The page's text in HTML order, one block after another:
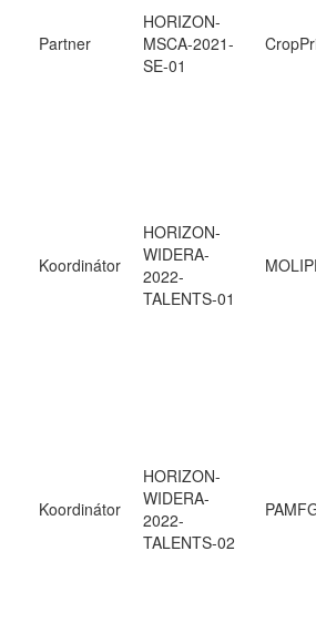
Partner
HORIZON-
MSCA-2021-
SE-01
Koordinátor
HORIZON-
WIDERA-
2022-
TALENTS-01
Koordinátor
HORIZON-
WIDERA-
2022-
TALENTS-02